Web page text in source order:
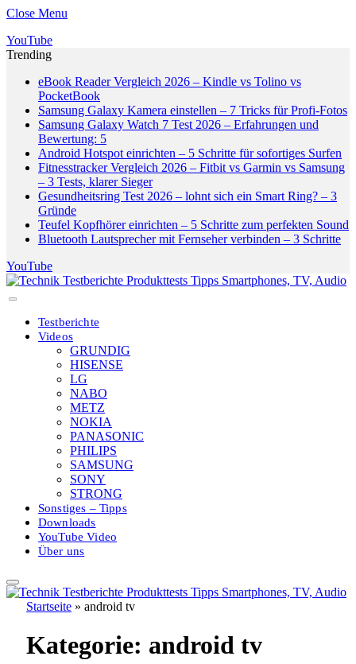
Close Menu
YouTube
Trending
eBook Reader Vergleich 2026 – Kindle vs Tolino vs
PocketBook
Samsung Galaxy Kamera einstellen – 7 Tricks für Profi-Fotos
Samsung Galaxy Watch 7 Test 2026 – Erfahrungen und
Bewertung: 5
Android Hotspot einrichten – 5 Schritte für sofortiges Surfen
Fitnesstracker Vergleich 2026 – Fitbit vs Garmin vs Samsung
– 3 Tests, klarer Sieger
Gesundheitsring Test 2026 – lohnt sich ein Smart Ring? – 3
Gründe
Teufel Kopfhörer einrichten – 5 Schritte zum perfekten Sound
Bluetooth Lautsprecher mit Fernseher verbinden – 3 Schritte
YouTube
Testberichte
Videos
GRUNDIG
HISENSE
LG
NABO
METZ
NOKIA
PANASONIC
PHILIPS
SAMSUNG
SONY
STRONG
Sonstiges – Tipps
Downloads
YouTube Video
Über uns
Startseite » android tv
Kategorie: android tv